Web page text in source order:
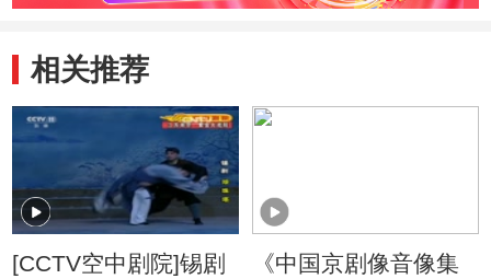
相关推荐
[CCTV空中剧院]锡剧
《中国京剧像音像集